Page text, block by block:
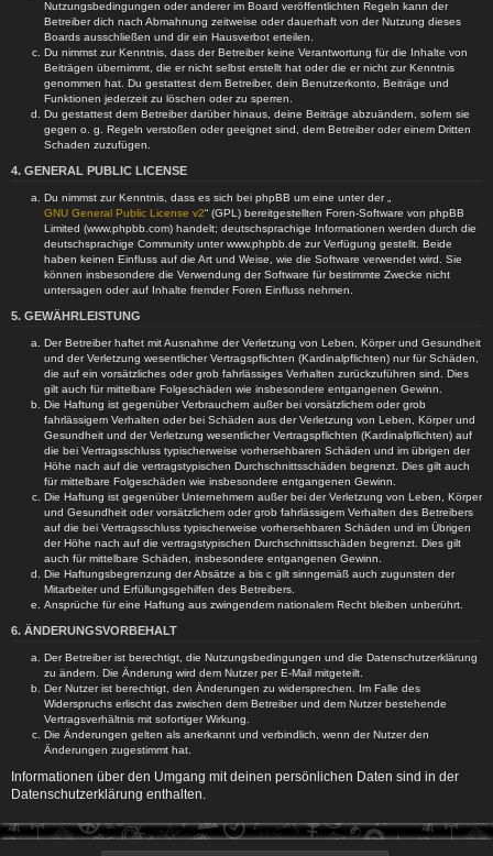
Nutzungsbedingungen oder anderer im Board veröffentlichten Regeln kann der
Betreiber dich nach Abmahnung zeitweise oder dauerhaft von der Nutzung dieses
Boards ausschließen und dir ein Hausverbot erteilen.
Du nimmst zur Kenntnis, dass der Betreiber keine Verantwortung für die Inhalte von
Beiträgen übernimmt, die er nicht selbst erstellt hat oder die er nicht zur Kenntnis
genommen hat. Du gestattest dem Betreiber, dein Benutzerkonto, Beiträge und
Funktionen jederzeit zu löschen oder zu sperren.
Du gestattest dem Betreiber darüber hinaus, deine Beiträge abzuändern, sofern sie
gegen o. g. Regeln verstoßen oder geeignet sind, dem Betreiber oder einem Dritten
Schaden zuzufügen.
4. GENERAL PUBLIC LICENSE
Du nimmst zur Kenntnis, dass es sich bei phpBB um eine unter der „
GNU General Public License v2“ (GPL) bereitgestellten Foren-Software von phpBB
Limited (www.phpbb.com) handelt; deutschsprachige Informationen werden durch die
deutschsprachige Community unter www.phpbb.de zur Verfügung gestellt. Beide
haben keinen Einfluss auf die Art und Weise, wie die Software verwendet wird. Sie
können insbesondere die Verwendung der Software für bestimmte Zwecke nicht
untersagen oder auf Inhalte fremder Foren Einfluss nehmen.
5. GEWÄHRLEISTUNG
Der Betreiber haftet mit Ausnahme der Verletzung von Leben, Körper und Gesundheit
und der Verletzung wesentlicher Vertragspflichten (Kardinalpflichten) nur für Schäden,
die auf ein vorsätzliches oder grob fahrlässiges Verhalten zurückzuführen sind. Dies
gilt auch für mittelbare Folgeschäden wie insbesondere entgangenen Gewinn.
Die Haftung ist gegenüber Verbrauchern außer bei vorsätzlichem oder grob
fahrlässigem Verhalten oder bei Schäden aus der Verletzung von Leben, Körper und
Gesundheit und der Verletzung wesentlicher Vertragspflichten (Kardinalpflichten) auf
die bei Vertragsschluss typischerweise vorhersehbaren Schäden und im übrigen der
Höhe nach auf die vertragstypischen Durchschnittsschäden begrenzt. Dies gilt auch
für mittelbare Folgeschäden wie insbesondere entgangenen Gewinn.
Die Haftung ist gegenüber Unternehmern außer bei der Verletzung von Leben, Körper
und Gesundheit oder vorsätzlichem oder grob fahrlässigem Verhalten des Betreibers
auf die bei Vertragsschluss typischerweise vorhersehbaren Schäden und im Übrigen
der Höhe nach auf die vertragstypischen Durchschnittsschäden begrenzt. Dies gilt
auch für mittelbare Schäden, insbesondere entgangenen Gewinn.
Die Haftungsbegrenzung der Absätze a bis c gilt sinngemäß auch zugunsten der
Mitarbeiter und Erfüllungsgehilfen des Betreibers.
Ansprüche für eine Haftung aus zwingendem nationalem Recht bleiben unberührt.
6. ÄNDERUNGSVORBEHALT
Der Betreiber ist berechtigt, die Nutzungsbedingungen und die Datenschutzerklärung
zu ändern. Die Änderung wird dem Nutzer per E-Mail mitgeteilt.
Der Nutzer ist berechtigt, den Änderungen zu widersprechen. Im Falle des
Widerspruchs erlischt das zwischen dem Betreiber und dem Nutzer bestehende
Vertragsverhältnis mit sofortiger Wirkung.
Die Änderungen gelten als anerkannt und verbindlich, wenn der Nutzer den
Änderungen zugestimmt hat.
Informationen über den Umgang mit deinen persönlichen Daten sind in der
Datenschutzerklärung enthalten.